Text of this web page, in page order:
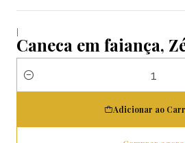
|
Caneca em faiança,
Quantidade
Adicionar ao